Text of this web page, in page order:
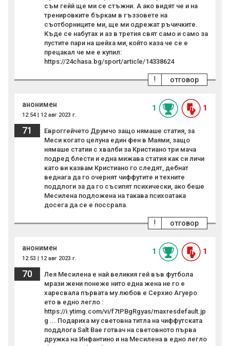
съм гейй ще ми се стъжни. А ако видят че и на
тренировките бъркам в гъззовете на
съотборниците ми, ще ми одрежат ръчичките.
Къде се набутах и аз в третия свят само и само за
пустите пари на шейха ми, който каза че се е
прецакал че ме е купил:
https://24chasa.bg/sport/article/14338624
отговор
!
анонимен
12:54 | 12 авг 2023 г.
1 1
71
Евроггейчето Друмчо защо нямаше статия, за
Меси когато целуна един фен в Маями, защо
нямаше статии с хвалби за Кристиано три мача
подред блести и една мижава статия как си личи
като ви казвам Кристиано го следят, дебнат
веднага да го очернят чиффутите и техните
поддлоги за да го съсипят психически, ако беше
Месилена подложена на такава психоатака
досега да се е поссрала.
отговор
!
анонимен
12:53 | 12 авг 2023 г.
1 1
70
Лея Месилена е най великия гей във футбола
мрази жени понеже нито една жена не го е
харесвала първата му любов е Серхио Агуеро
ето в едно легло :
https://i.ytimg.com/vi/f7tPBgRgyas/maxresdefault.jp
g ... Подариха му световна титла на чиффутската
поддлога Salt Bae готвач на световното първа
дружка на Инфантино и на Месилена в едно легло